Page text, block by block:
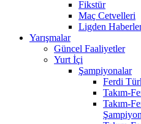
Fikstür
Maç Cetvelleri
Ligden
Yarışmalar
Güncel Faaliyetler
Yurt İçi
Şampiyonalar
Ferdi
Takım-
Takım-